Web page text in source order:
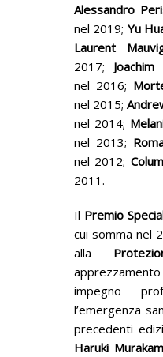
Alessandro
nel 2019; Yu
Laurent
2017; Joachim
nel 2016;
nel 2015;
nel 2014;
nel 2013;
nel 2012; Colum
2011.
Il Premio
cui somma nel
alla
impegno
l’emergenza
precedenti
Haruki